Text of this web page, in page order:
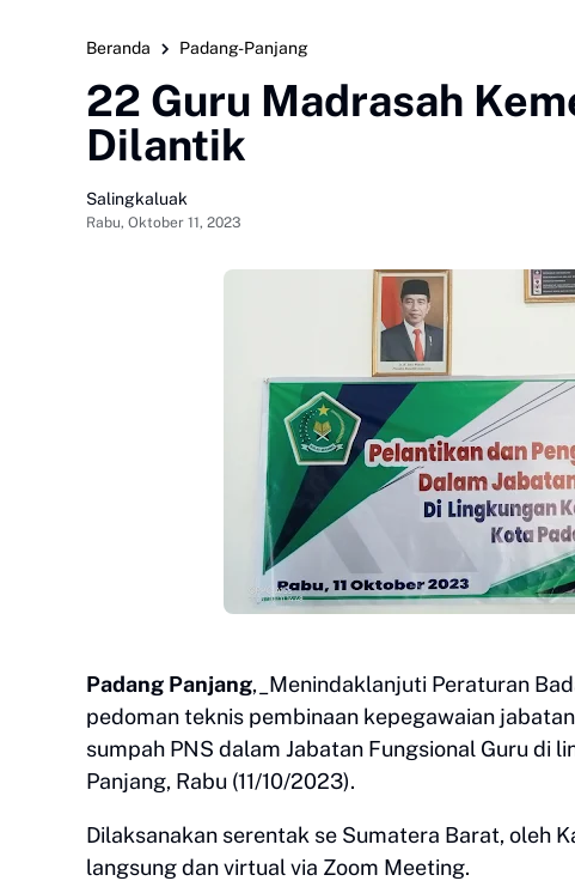
Beranda Padang-Panjang
22 Guru Madrasah
Dilantik
Salingkaluak
Rabu, Oktober 11, 2023
Padang Panjang,_Menindaklanjuti Peraturan
pedoman teknis pembinaan kepegawaian
sumpah PNS dalam Jabatan Fungsional Guru di
Panjang, Rabu (11/10/2023).
Dilaksanakan serentak se Sumatera Barat, oleh
langsung dan virtual via Zoom Meeting.